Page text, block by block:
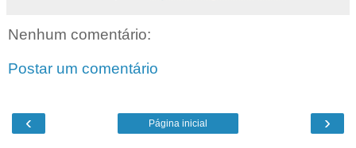
Nenhum comentário:
Postar um comentário
‹ ›
Página inicial